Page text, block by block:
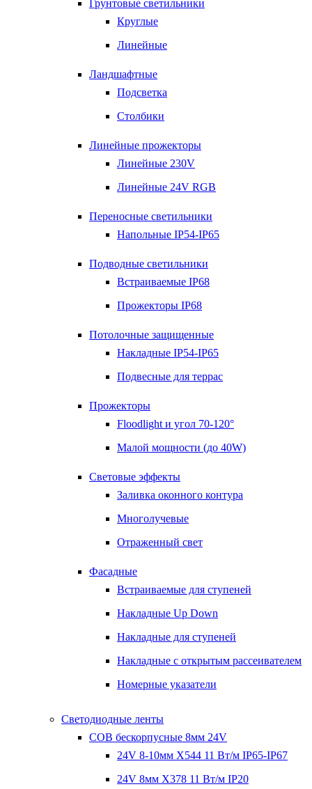
Грунтовые светильники
Круглые
Линейные
Ландшафтные
Подсветка
Столбики
Линейные прожекторы
Линейные 230V
Линейные 24V RGB
Переносные светильники
Напольные IP54-IP65
Подводные светильники
Встраиваемые IP68
Прожекторы IP68
Потолочные защищенные
Накладные IP54-IP65
Подвесные для террас
Прожекторы
Floodlight и угол 70-120°
Малой мощности (до 40W)
Световые эффекты
Заливка оконного контура
Многолучевые
Отраженный свет
Фасадные
Встраиваемые для ступеней
Накладные Up Down
Накладные для ступеней
Накладные с открытым рассеивателем
Номерные указатели
Светодиодные ленты
COB бескорпусные 8мм 24V
24V 8-10мм X544 11 Вт/м IP65-IP67
24V 8мм X378 11 Вт/м IP20